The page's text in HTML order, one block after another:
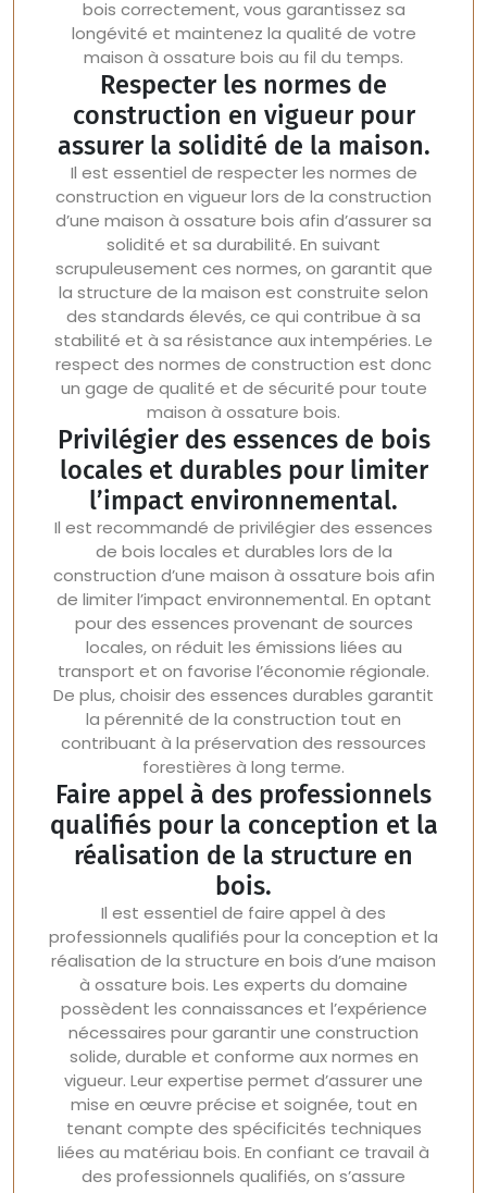
bois correctement, vous garantissez sa
longévité et maintenez la qualité de votre
maison à ossature bois au fil du temps.
Respecter les normes de
construction en vigueur pour
assurer la solidité de la maison.
Il est essentiel de respecter les normes de
construction en vigueur lors de la construction
d’une maison à ossature bois afin d’assurer sa
solidité et sa durabilité. En suivant
scrupuleusement ces normes, on garantit que
la structure de la maison est construite selon
des standards élevés, ce qui contribue à sa
stabilité et à sa résistance aux intempéries. Le
respect des normes de construction est donc
un gage de qualité et de sécurité pour toute
maison à ossature bois.
Privilégier des essences de bois
locales et durables pour limiter
l’impact environnemental.
Il est recommandé de privilégier des essences
de bois locales et durables lors de la
construction d’une maison à ossature bois afin
de limiter l’impact environnemental. En optant
pour des essences provenant de sources
locales, on réduit les émissions liées au
transport et on favorise l’économie régionale.
De plus, choisir des essences durables garantit
la pérennité de la construction tout en
contribuant à la préservation des ressources
forestières à long terme.
Faire appel à des professionnels
qualifiés pour la conception et la
réalisation de la structure en
bois.
Il est essentiel de faire appel à des
professionnels qualifiés pour la conception et la
réalisation de la structure en bois d’une maison
à ossature bois. Les experts du domaine
possèdent les connaissances et l’expérience
nécessaires pour garantir une construction
solide, durable et conforme aux normes en
vigueur. Leur expertise permet d’assurer une
mise en œuvre précise et soignée, tout en
tenant compte des spécificités techniques
liées au matériau bois. En confiant ce travail à
des professionnels qualifiés, on s’assure